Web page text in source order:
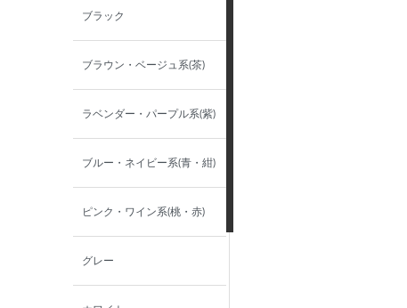
3L（45）-86
46-84
S（37）－半袖
38－半袖
M（39）－半袖
L（41）-半袖
ブラック
ブラウン・ベージュ系(茶)
ラベンダー・パープル系(紫)
ブルー・ネイビー系(青・紺)
ピンク・ワイン系(桃・赤)
グレー